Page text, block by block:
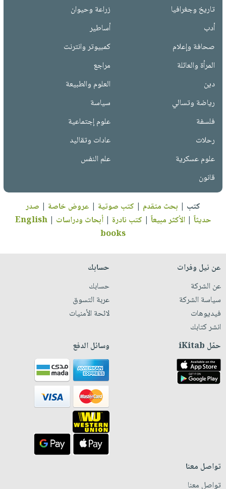
تاريخ وجغرافيا
زراعة وحيوان
أدب
أساطير
صحافة وإعلام
كمبيوتر وانترنت
المرأة والعائلة
مراجع
دين
العلوم والطبيعة
رياضة وتسالي
سياسة
فلسفة
علوم إجتماعية
رحلات
عادات وتقاليد
علوم عسكرية
علم النفس
قانون
كتب | بحث متقدم | كتب صوتية | عروض خاصة | صدر
حديثاً |الأكثر مبيعاً | كتب نادرة |أبحاث ودراسات |
English
books
عن نيل وفرات
عن الشركة
سياسة الشركة
فيديوهات
انشر كتابك
حسابك
حسابك
عربة التسوق
لائحة الأمنيات
حمّل iKitab وسائل الدفع
تواصل معنا
تواصل معنا